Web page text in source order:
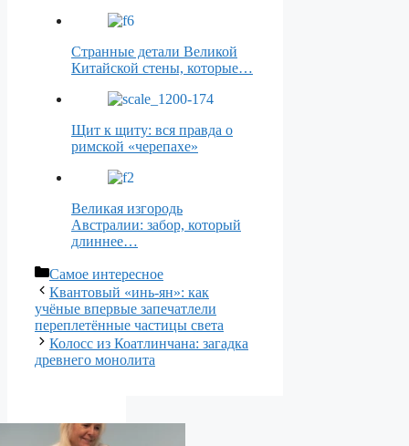
Странные детали Великой
Китайской стены, которые…
Щит к щиту: вся правда о
римской «черепахе»
Великая изгородь
Австралии: забор, который
длиннее…
Рубрики
Самое интересное
Квантовый «инь-ян»: как
учёные впервые запечатлели
переплетённые частицы света
Колосс из Коатлинчана: загадка
древнего монолита